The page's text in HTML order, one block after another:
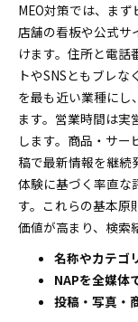
MEO対策の外
用感
自分で始
対策
業者依頼
よくある質問
MEO対
解説
MEO対策
SEO対
ット
口コミに
同住所
MEO対策では、ま
店舗の看板や公式サ
けます。住所と電話
トやSNSともブレ
を最も近い業種にし
ます。営業時間は実
します。商品・サ
稿で最新情報を継続
体験に基づく率直な
す。これらの基本原
価値が高まり、検索
名称やカテゴ
NAPを全媒体
投稿・写真・